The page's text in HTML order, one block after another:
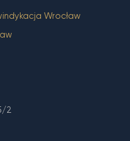
Wrocław
2